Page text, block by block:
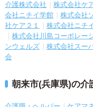
介護株式会社
株式会社ケ
会社ニチイ学館
株式会社
社ケア２１
株式会社ニチ
株式会社川島コーポレー
ンウェルズ
株式会社スー
会
朝来市(兵庫県)の介